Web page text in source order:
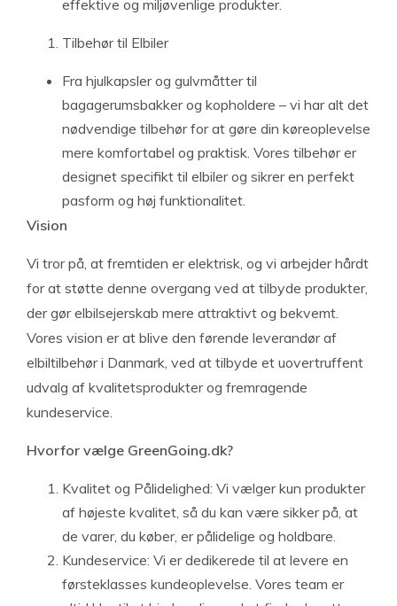
effektive og miljøvenlige produkter.
Tilbehør til Elbiler
Fra hjulkapsler og gulvmåtter til
bagagerumsbakker og kopholdere – vi har alt det
nødvendige tilbehør for at gøre din køreoplevelse
mere komfortabel og praktisk. Vores tilbehør er
designet specifikt til elbiler og sikrer en perfekt
pasform og høj funktionalitet.
Vision
Vi tror på, at fremtiden er elektrisk, og vi arbejder hårdt
for at støtte denne overgang ved at tilbyde produkter,
der gør elbilsejerskab mere attraktivt og bekvemt.
Vores vision er at blive den førende leverandør af
elbiltilbehør i Danmark, ved at tilbyde et uovertruffent
udvalg af kvalitetsprodukter og fremragende
kundeservice.
Hvorfor vælge GreenGoing.dk?
Kvalitet og Pålidelighed: Vi vælger kun produkter
af højeste kvalitet, så du kan være sikker på, at
de varer, du køber, er pålidelige og holdbare.
Kundeservice: Vi er dedikerede til at levere en
førsteklasses kundeoplevelse. Vores team er